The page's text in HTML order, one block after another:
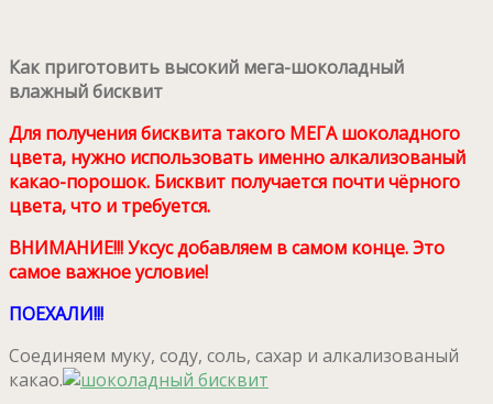
Как приготовить высокий мега-шоколадный
влажный бисквит
Для получения бисквита такого МЕГА шоколадного
цвета, нужно использовать именно алкализованый
какао-порошок. Бисквит получается почти чёрного
цвета, что и требуется.
ВНИМАНИЕ!!! Уксус добавляем в самом конце. Это
самое важное условие!
ПОЕХАЛИ!!!
Соединяем муку, соду, соль, сахар и алкализованый
какао.